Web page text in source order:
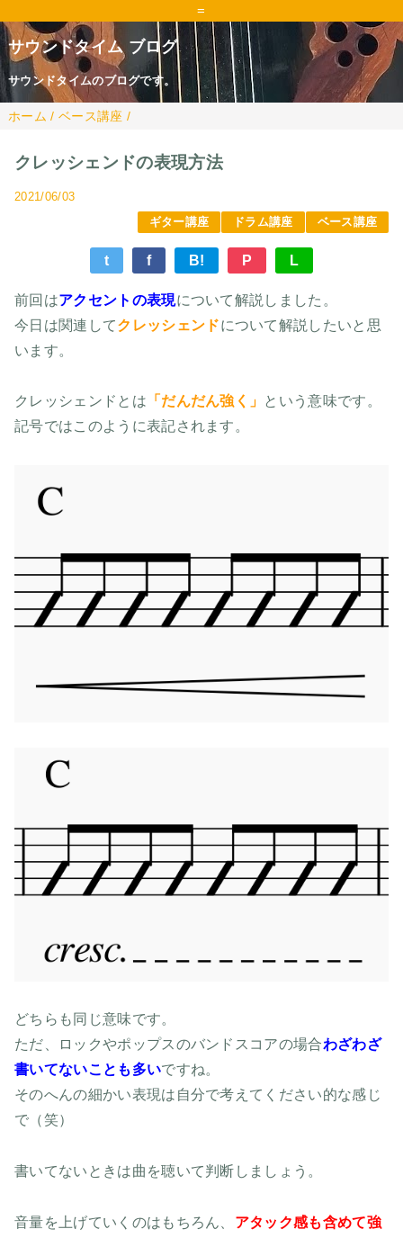
=
サウンドタイム ブログ
サウンドタイムのブログです。
ホーム / ベース講座 /
クレッシェンドの表現方法
2021/06/03
ギター講座
ドラム講座 ベース講座
t f B! P L
前回はアクセントの表現について解説しました。
今日は関連してクレッシェンドについて解説したいと思
います。
クレッシェンドとは 「だんだん強く」 という意味です。
記号ではこのように表記されます。
どちらも同じ意味です。
ただ、ロックやポップスのバンドスコアの場合わざわざ
書いてないことも多いですね。
そのへんの細かい表現は自分で考えてください的な感じ
で（笑）
書いてないときは曲を聴いて判断しましょう。
音量を上げていくのはもちろん、 アタック感も含めて強